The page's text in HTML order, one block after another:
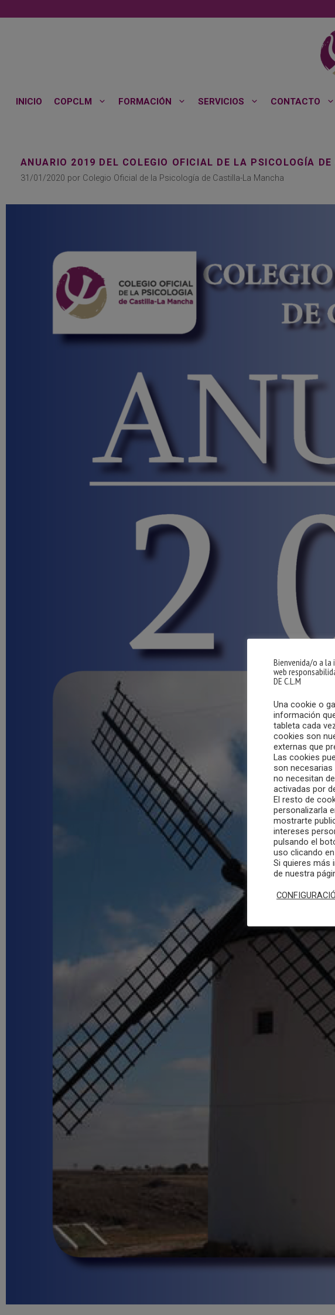
al
INICIO COPCLM FORMACIÓN SERVICIOS CONTACTO
ANUARIO 2019 DEL COLEGIO OFICIAL DE LA PSICOLOGÍA
31/01/2020 por Colegio Oficial de la Psicología de Castilla-La Mancha
Bienvenida/o a la
web
DE C.L.M
Una cookie o
información
tableta cada
cookies son
externas que
Las cookies
son necesarias
no necesitan
activadas por
El resto de
personalizarla
mostrarte
intereses
pulsando el
uso clicando en
Si quieres más
de nuestra